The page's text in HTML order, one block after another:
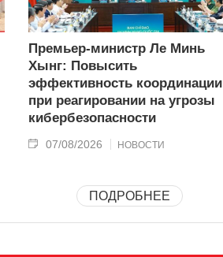
Премьер-министр Ле Минь
Хынг: Повысить
эффективность координации
при реагировании на угрозы
кибербезопасности
07/08/2026 НОВОСТИ
ПОДРОБНЕЕ